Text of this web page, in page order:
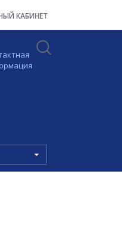
КАБИНЕТ